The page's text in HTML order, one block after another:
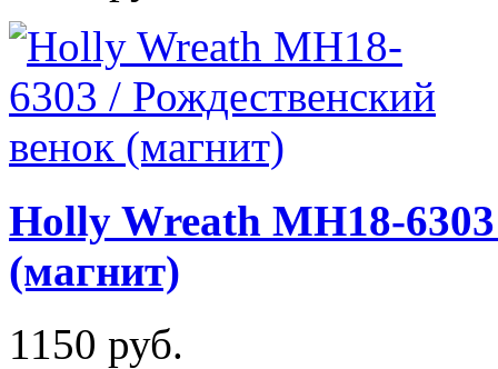
Holly Wreath MH18-
(магнит)
1150 руб.